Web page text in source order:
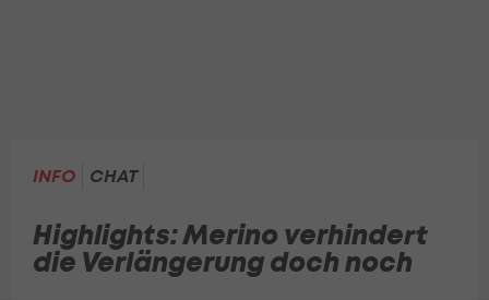
INFO CHAT
Highlights: Merino verhindert
die Verlängerung doch noch